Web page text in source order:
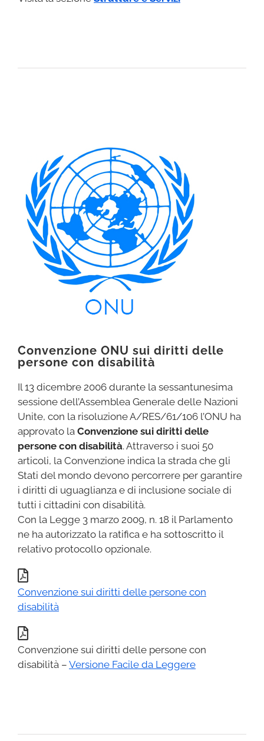
Convenzione ONU sui diritti delle
persone con disabilità
Il 13 dicembre 2006 durante la sessantunesima
sessione dell’Assemblea Generale delle Nazioni
Unite, con la risoluzione A/RES/61/106 l’ONU ha
approvato la Convenzione sui diritti delle
persone con disabilità. Attraverso i suoi 50
articoli, la Convenzione indica la strada che gli
Stati del mondo devono percorrere per garantire
i diritti di uguaglianza e di inclusione sociale di
tutti i cittadini con disabilità.
Con la Legge 3 marzo 2009, n. 18 il Parlamento
ne ha autorizzato la ratifica e ha sottoscritto il
relativo protocollo opzionale.
Convenzione sui diritti delle persone con
disabilità
Convenzione sui diritti delle persone con
disabilità – Versione Facile da Leggere